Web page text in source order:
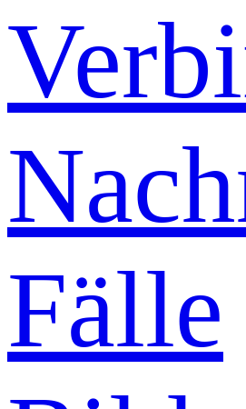
Fälle